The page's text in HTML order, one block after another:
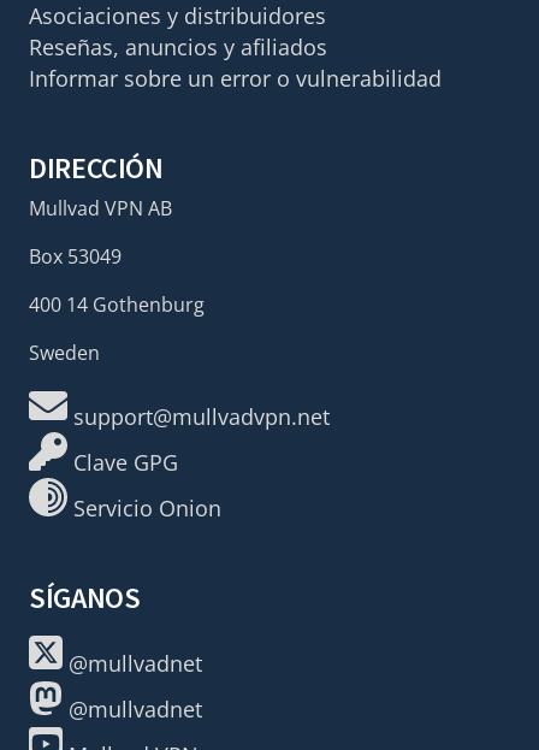
Asociaciones y distribuidores
Reseñas, anuncios y afiliados
Informar sobre un error o vulnerabilidad
DIRECCIÓN
Mullvad VPN AB
Box 53049
400 14 Gothenburg
Sweden
support@mullvadvpn.net
Clave GPG
Servicio Onion
SÍGANOS
@mullvadnet
@mullvadnet